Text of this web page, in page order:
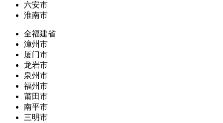
六安市
淮南市
全福建省
漳州市
厦门市
龙岩市
泉州市
福州市
莆田市
南平市
三明市